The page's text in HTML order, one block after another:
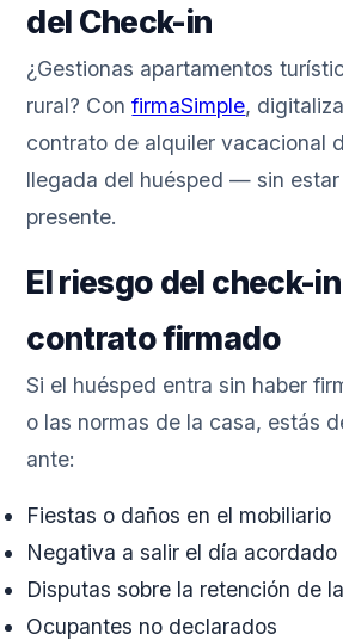
del Check-in
¿Gestionas apartamentos
rural? ConfirmaSimple,
contrato de alquiler vacacional
llegada del huésped — sin
presente.
El riesgo del check-
contrato firmado
Si el huésped entra sin haber
o las normas de la casa, estás
ante:
Fiestas o daños en el mobiliario
Negativa a salir el día acordado
Disputas sobre la retención de
Ocupantes no declarados